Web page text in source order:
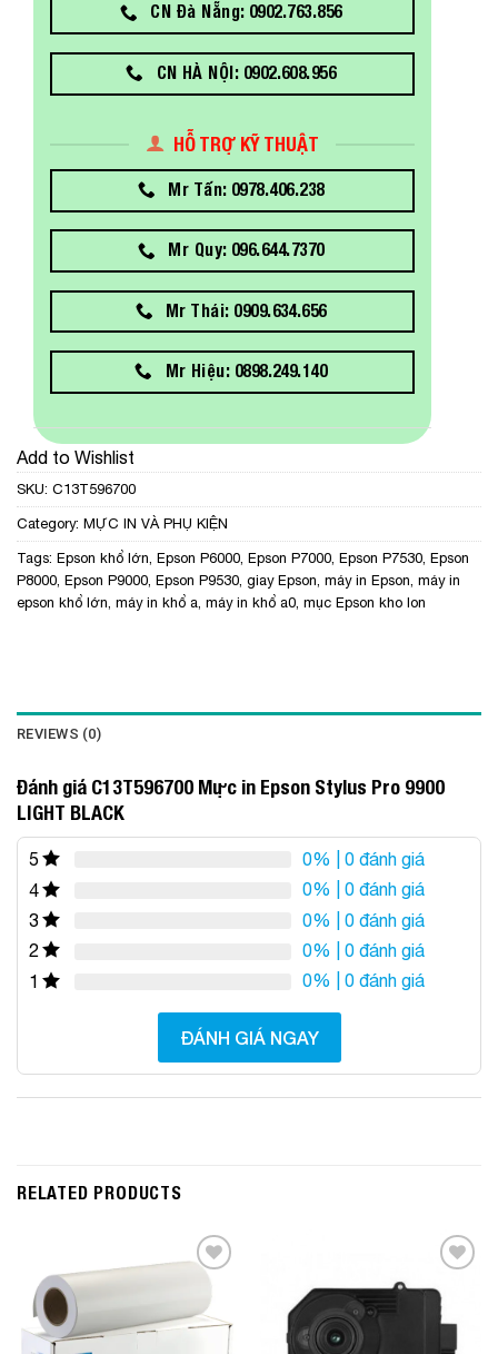
CN Đà Nẵng: 0902.763.856
CN HÀ NỘI: 0902.608.956
HỖ TRỢ KỸ THUẬT
Mr Tấn: 0978.406.238
Mr Quy: 096.644.7370
Mr Thái: 0909.634.656
Mr Hiệu: 0898.249.140
Add to Wishlist
SKU: C13T596700
Category: MỰC IN VÀ PHỤ KIỆN
Tags: Epson khổ lớn, Epson P6000, Epson P7000, Epson P7530, Epson
P8000, Epson P9000, Epson P9530, giay Epson, máy in Epson, máy in
epson khổ lớn, máy in khổ a, máy in khổ a0, mục Epson kho lon
REVIEWS (0)
Đánh giá C13T596700 Mực in Epson Stylus Pro 9900
LIGHT BLACK
5 0% | 0 đánh giá
4
0% | 0 đánh giá
3
0% | 0 đánh giá
2
0% | 0 đánh giá
1
0% | 0 đánh giá
ĐÁNH GIÁ NGAY
RELATED PRODUCTS
Add to
Wishlist